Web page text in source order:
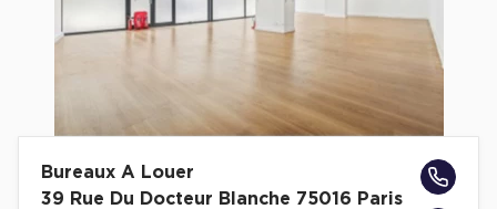
Bureaux A Louer
39 Rue Du Docteur Blanche 75016 Paris